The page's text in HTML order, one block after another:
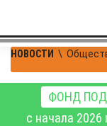
НОВОСТИ \
ФОНД
с начала 2026